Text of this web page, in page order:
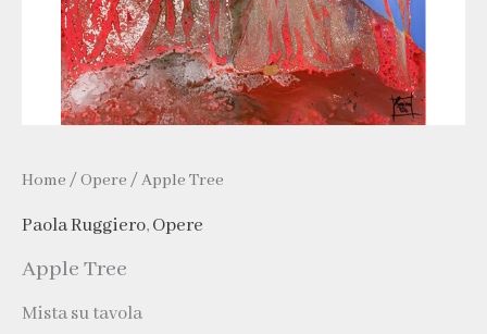
Home / Opere / Apple Tree
Paola Ruggiero,Opere
Apple Tree
Mista su tavola